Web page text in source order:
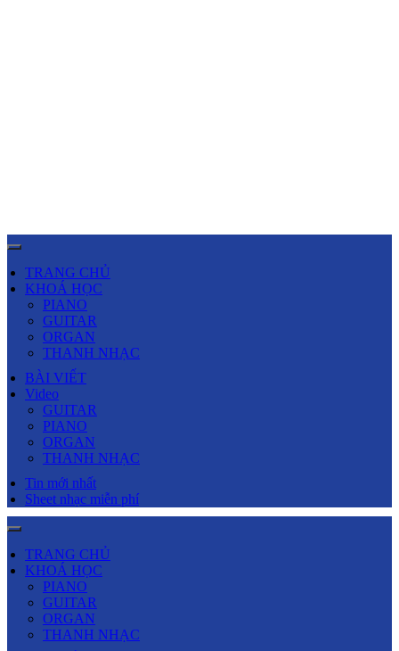
TRANG CHỦ
KHOÁ HỌC
PIANO
GUITAR
ORGAN
THANH NHẠC
BÀI VIẾT
Video
GUITAR
PIANO
ORGAN
THANH NHẠC
Tin mới nhất
Sheet nhạc miễn phí
TRANG CHỦ
KHOÁ HỌC
PIANO
GUITAR
ORGAN
THANH NHẠC